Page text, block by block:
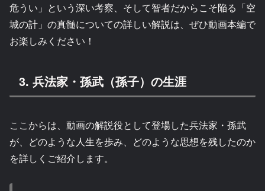
危うい」という深い考察、そして智者だからこそ陥る「空
城の計」の真髄についての詳しい解説は、ぜひ動画本編で
お楽しみください！
3. 兵法家・孫武（孫子）の生涯
ここからは、動画の解説役として登場した兵法家・孫武
が、どのような人生を歩み、どのような思想を残したのか
を詳しくご紹介します。